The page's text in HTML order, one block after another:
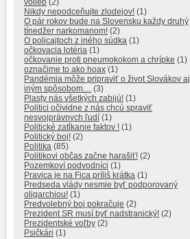
volieb (2)
Nikdy nepodceňujte zlodejov! (1)
O pár rokov bude na Slovensku každy druhý
tínedžer narkomanom! (2)
O policajtoch z iného súdka (1)
očkovacia lotéria (1)
očkovanie proti pneumokokom a chrípke (1)
označime to ako hoax (1)
Pandémia môže pripraviť o život Slovákov aj
iným spôsobom… (3)
Plasty nás všetkých zabijú! (1)
Politici očividne z nás chcú spraviť
nesvojprávnych ľudí (1)
Politické zatĺkanie faktov ! (1)
Politický boj! (2)
Politika (85)
Politikovi občas začne harašiť! (2)
Pozemkoví podvodníci (1)
Pravica je na Fica príliš krátka (1)
Predseda vlády nesmie byť podporovaný
oligarchiou! (1)
Predvolebný boj pokračuje (2)
Prezident SR musí byť nadstranický! (2)
Prezidentské voľby (2)
Psičkári (1)